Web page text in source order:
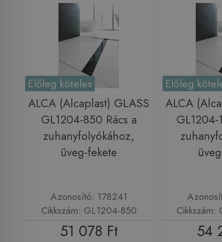
Előleg köteles
ALCA (Alcaplast) GLASS
GL1204-850 Rács a
zuhanyfolyókához,
üveg-fekete
Azonosító: 178241
Cikkszám: GL1204-850
51 078 Ft
Előleg
ALCA
GL1204-
Cikkszám:
54